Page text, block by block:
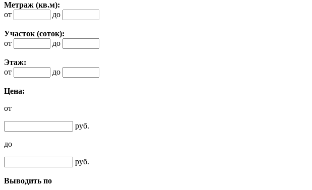
Метраж (кв.м):
от
до
Участок (соток):
от
до
Этаж:
от
до
Цена:
от
руб.
до
руб.
Выводить по